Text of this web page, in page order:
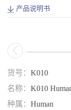
产品说明书
货号： K010
名称： K010
种属： Human